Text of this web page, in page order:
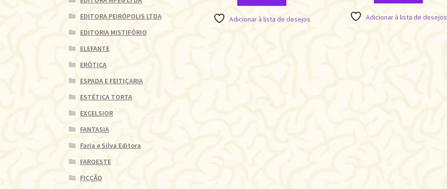
Adicionar à lista de desejos Adicionar à lista de desejos
EDITORA PEIRÓPOLIS LTDA
EDITORIA MISTIFÓRIO
ELEFANTE
ERÓTICA
ESPADA E FEITIÇARIA
ESTÉTICA TORTA
EXCELSIOR
FANTASIA
Faria e Silva Editora
FAROESTE
FICÇÃO